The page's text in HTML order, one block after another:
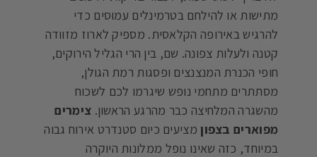
מתישות או להילחם בטרמינלים עמוסים כדי
להרגיש באירופה הקלאסית. מספיק לארוז מזוודה
קטנה ולעלות צפונה. שם, בין הרי הגליל הירוקים,
חופי הכנרת המנצנצים ופסגות רמת הגולן,
מסתתרים מתחמי נופש שיגרמו לכם לשכוח
מהשגרה המלחיצה כבר מהרגע הראשון. צימרים
מפוארים בצפון מציעים כיום סטנדרט אירוח גבוה
במיוחד, כזה שאינו נופל ממלונות היוקרה